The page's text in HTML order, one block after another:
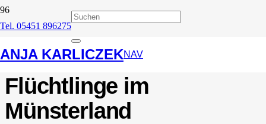
Tel. 05451 896275
ANJA KARLICZEKNAV
Westfälische
Nachrichten: 3000
Flüchtlinge im
Münsterland